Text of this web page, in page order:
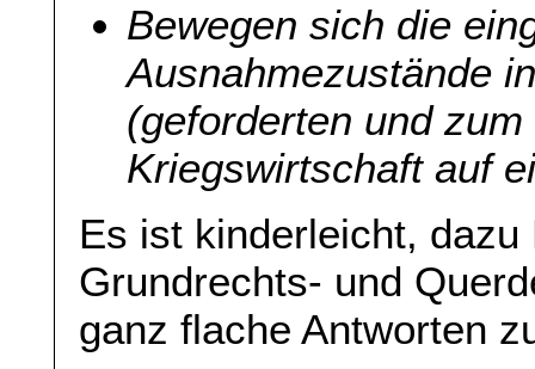
Bewegen sich die
Ausnahmezustände
(geforderten und
Kriegswirtschaft auf
Es ist kinderleicht,
Grundrechts- und
ganz flache Antworten